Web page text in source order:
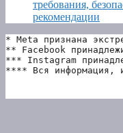
требования,
рекомендации
* Meta признана
** Facebook
*** Instagram
**** Вся информация,